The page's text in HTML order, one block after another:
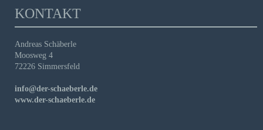
KONTAKT
Andreas Schäberle
Moosweg 4
72226 Simmersfeld
info@der-schaeberle.de
www.der-schaeberle.de